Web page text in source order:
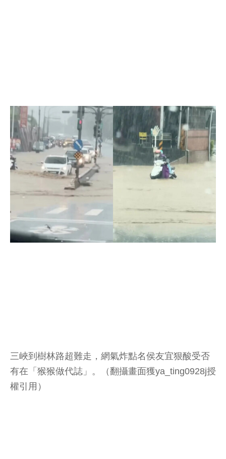
三峽到樹林路超難走，網氣炸點名侯友宜狠酸受否
有在「猴猴做代誌」。（翻攝畫面獲ya_ting0928j授
權引用）